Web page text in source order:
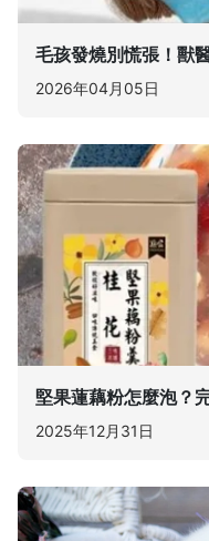
毛孩發燒別慌張！獸
2026年04月05日
堅果蓮藕粉怎麼泡？
2025年12月31日